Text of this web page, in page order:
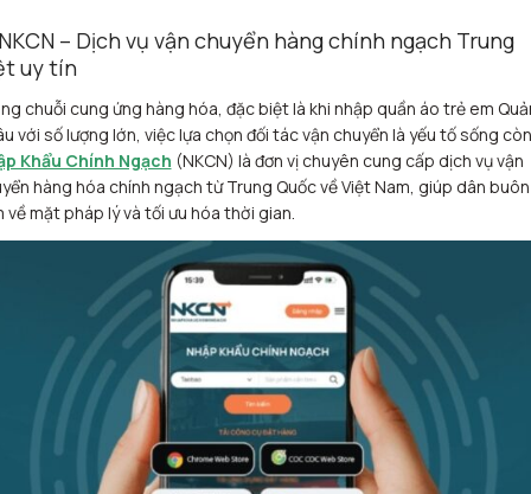
– Dịch vụ vận chuyển hàng chính ngạch Trung
uy tín
chuỗi cung ứng hàng hóa, đặc biệt là khi nhập quần áo trẻ em
với số lượng lớn, việc lựa chọn đối tác vận chuyển là yếu tố sống
Khẩu Chính Ngạch (NKCN) là đơn vị chuyên cung cấp dịch vụ vận
hàng hóa chính ngạch từ Trung Quốc về Việt Nam, giúp dân
về mặt pháp lý và tối ưu hóa thời gian.